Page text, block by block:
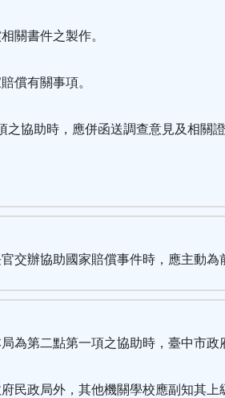
關書件之製作。
償有關事項。
協助時，應併函送調查意見及相關
交辦協助國家賠償事件時，應主動為
為第二點第一項之協助時，臺中市政
民政局外，其他機關學校應副知其上